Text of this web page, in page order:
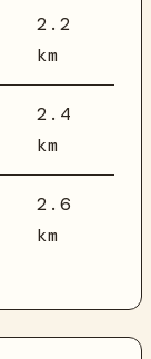
2.2
km
2.4
km
2.6
km